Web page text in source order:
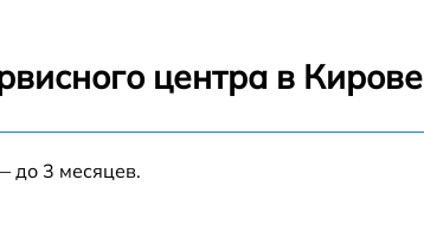
центра в Кирове
до 3 месяцев.